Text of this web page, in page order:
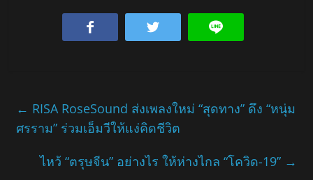
← RISA RoseSound ส่งเพลงใหม่ “สุดทาง” ดึง “หนุ่ม
ศรราม” ร่วมเอ็มวีให้แง่คิดชีวิต
ไหว้ “ตรุษจีน” อย่างไร ให้ห่างไกล “โควิด-19” →